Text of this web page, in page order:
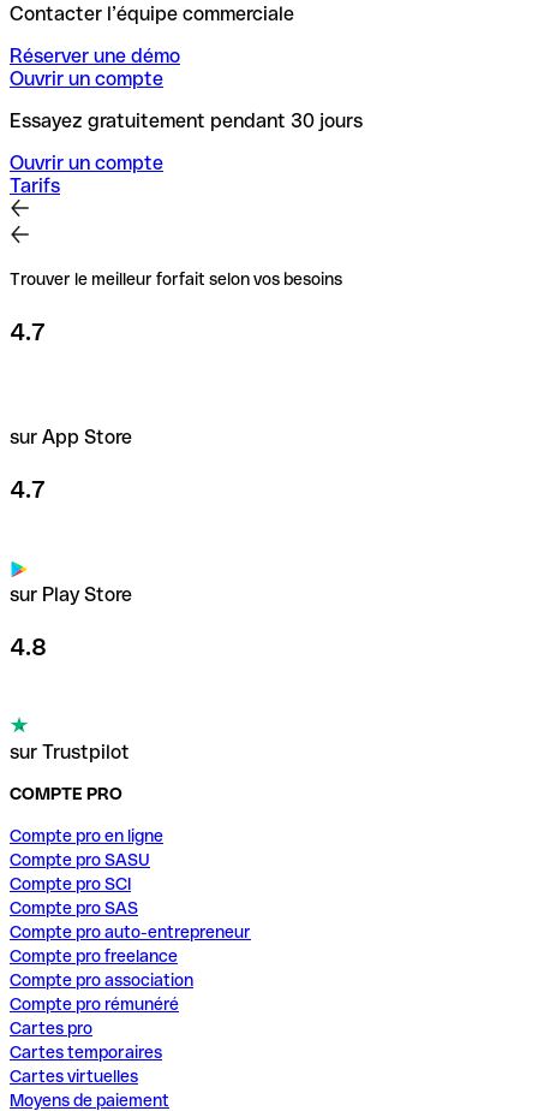
Contacter l’équipe commerciale
Réserver une démo
Ouvrir un compte
Essayez gratuitement pendant 30 jours
Ouvrir un compte
Tarifs
Trouver le meilleur forfait selon vos besoins
4.7
sur App Store
4.7
sur Play Store
4.8
sur Trustpilot
COMPTE PRO
Compte pro en ligne
Compte pro SASU
Compte pro SCI
Compte pro SAS
Compte pro auto-entrepreneur
Compte pro freelance
Compte pro association
Compte pro rémunéré
Cartes pro
Cartes temporaires
Cartes virtuelles
Moyens de paiement